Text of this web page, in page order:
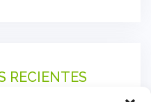
RECIENTES